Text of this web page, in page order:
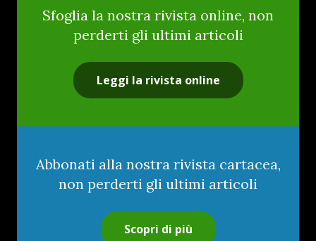
Sfoglia la nostra rivista online, non
perderti gli ultimi articoli
Leggi la rivista online
Abbonati alla nostra rivista cartacea,
non perderti gli ultimi articoli
Scopri di più